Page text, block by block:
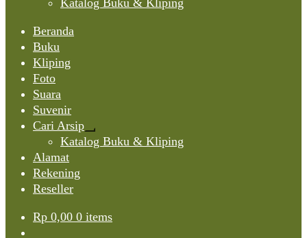
Katalog Buku & Kliping
Beranda
Buku
Kliping
Foto
Suara
Suvenir
Cari Arsip
Expand
child
Katalog Buku & Kliping
Alamat
Rekening
Reseller
Rp 0,00 0 items